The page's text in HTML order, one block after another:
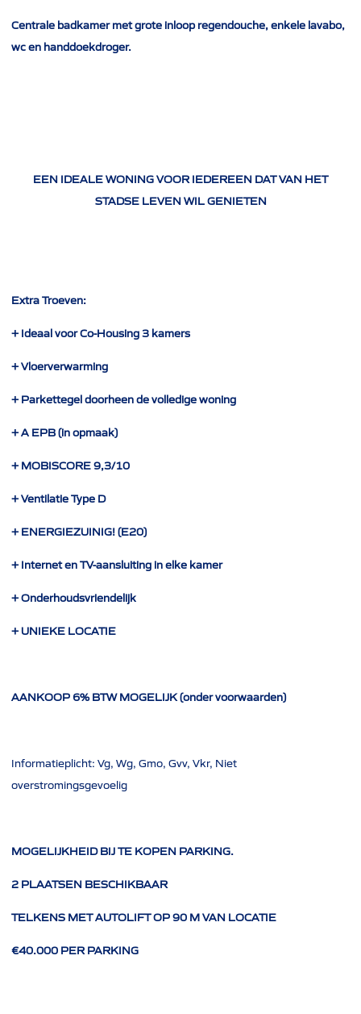
Centrale badkamer met grote inloop regendouche, enkele lavabo,
wc en handdoekdroger.
EEN IDEALE WONING VOOR IEDEREEN DAT VAN HET
STADSE LEVEN WIL GENIETEN
Extra Troeven:
+ Ideaal voor Co-Housing 3 kamers
+ Vloerverwarming
+ Parkettegel doorheen de volledige woning
+ A EPB (in opmaak)
+ MOBISCORE 9,3/10
+ Ventilatie Type D
+ ENERGIEZUINIG! (E20)
+ Internet en TV-aansluiting in elke kamer
+ Onderhoudsvriendelijk
+ UNIEKE LOCATIE
AANKOOP 6% BTW MOGELIJK (onder voorwaarden)
Informatieplicht: Vg, Wg, Gmo, Gvv, Vkr, Niet
overstromingsgevoelig
MOGELIJKHEID BIJ TE KOPEN PARKING.
2 PLAATSEN BESCHIKBAAR
TELKENS MET AUTOLIFT OP 90 M VAN LOCATIE
€40.000 PER PARKING